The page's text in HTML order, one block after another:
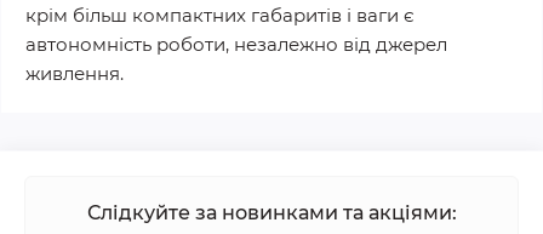
крім більш компактних габаритів і ваги є
автономність роботи, незалежно від джерел
живлення.
Слідкуйте за новинками та акціями: